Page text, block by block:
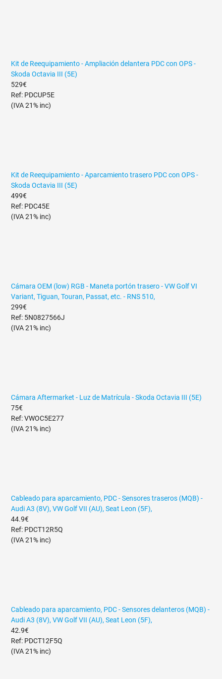
Kit de Reequipamiento - Ampliación delantera PDC con OPS -
Skoda Octavia III (5E)
529€
Ref: PDCUP5E
(IVA 21% inc)
Kit de Reequipamiento - Aparcamiento trasero PDC con OPS -
Skoda Octavia III (5E)
499€
Ref: PDC45E
(IVA 21% inc)
Cámara OEM (low) RGB - Maneta portón trasero - VW Golf VI
Variant, Tiguan, Touran, Passat, etc. - RNS 510,
299€
Ref: 5N0827566J
(IVA 21% inc)
Cámara Aftermarket - Luz de Matrícula - Skoda Octavia III (5E)
75€
Ref: VWOC5E277
(IVA 21% inc)
Cableado para aparcamiento, PDC - Sensores traseros (MQB) -
Audi A3 (8V), VW Golf VII (AU), Seat Leon (5F),
44.9€
Ref: PDCT12R5Q
(IVA 21% inc)
Cableado para aparcamiento, PDC - Sensores delanteros (MQB) -
Audi A3 (8V), VW Golf VII (AU), Seat Leon (5F),
42.9€
Ref: PDCT12F5Q
(IVA 21% inc)